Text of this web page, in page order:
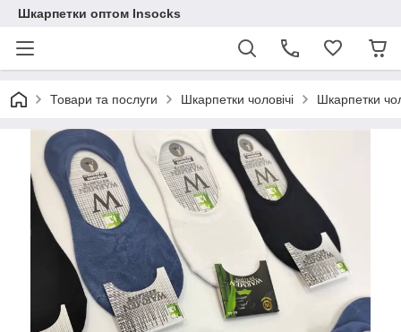
Шкарпетки оптом Insocks
Товари та послуги Шкарпетки чоловічі Шкарпетки